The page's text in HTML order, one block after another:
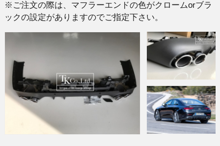
※ご注文の際は、マフラーエンドの色がクロームorブラ
ックの設定がありますのでご指定下さい。